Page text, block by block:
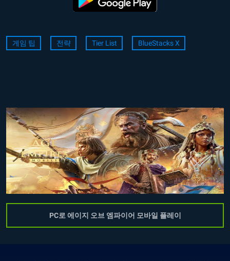
게임 팁 전략 Tier List BlueStacks X
PC로 에이지 오브 엠파이어 모바일 플레이